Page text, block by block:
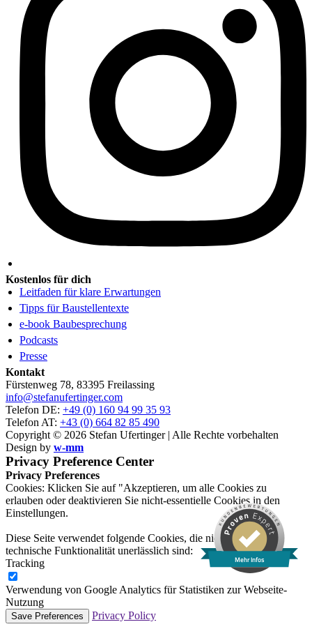
Kostenlos für dich
Leitfaden für klare Erwartungen
Tipps für Baustellentexte
e-book Baubesprechung
Podcasts
Presse
Kontakt
Fürstenweg 78, 83395 Freilassing
info@stefanufertinger.com
Telefon DE: +49 (0) 160 94 99 35 93
Telefon AT: +43 (0) 664 82 85 490
Copyright © 2026 Stefan Ufertinger | Alle Rechte vorbehalten
Design by w-mm
Privacy Preference Center
Privacy Preferences
Cookies: Klicken Sie auf "Akzeptieren, um alle Cookies zu
erlauben oder deaktivieren Sie nicht-essentielle Cookies in den
Einstellungen.
Diese Seite verwendet folgende Cookies, die nicht für ihre
technische Funktionalität unerlässlich sind:
Tracking
Verwendung von Google Analytics für Statistiken zur Webseite-
Nutzung
Privacy Policy
Mehr Infos